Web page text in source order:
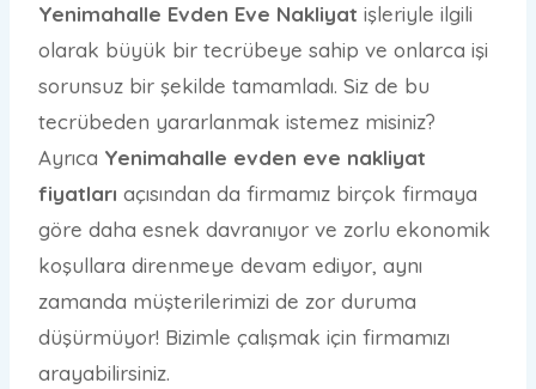
Yenimahalle Evden Eve Nakliyat işleriyle ilgili
olarak büyük bir tecrübeye sahip ve onlarca işi
sorunsuz bir şekilde tamamladı. Siz de bu
tecrübeden yararlanmak istemez misiniz?
Ayrıca Yenimahalle evden eve nakliyat
fiyatları açısından da firmamız birçok firmaya
göre daha esnek davranıyor ve zorlu ekonomik
koşullara direnmeye devam ediyor, aynı
zamanda müşterilerimizi de zor duruma
düşürmüyor! Bizimle çalışmak için firmamızı
arayabilirsiniz.